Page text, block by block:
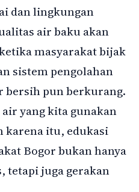
dan lingkungan
air baku akan
masyarakat bijak
sistem pengolahan
bersih pun berkurang.
yang kita gunakan
karena itu, edukasi
Bogor bukan hanya
tetapi juga gerakan